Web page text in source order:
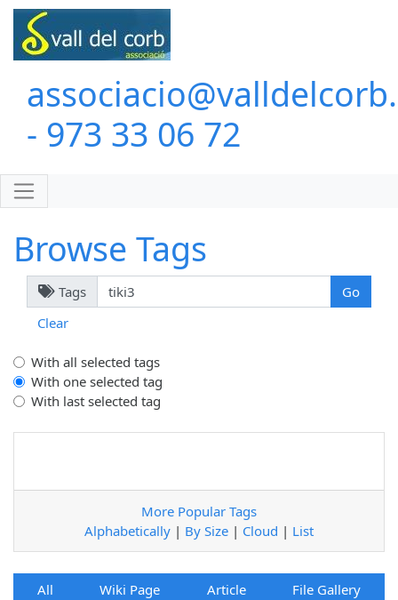
- 973 33 06 72
Browse Tags
Tags
Clear
With all selected tags
With one selected tag
With last selected tag
More Popular Tags
Alphabetically | By Size | Cloud | List
All Wiki Page Article
File Gallery